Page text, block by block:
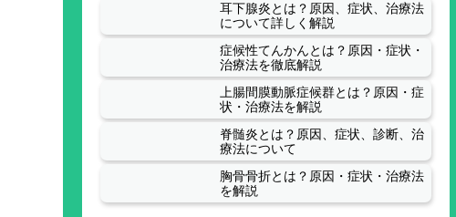
耳下腺炎とは？原因、症状、治療法
について詳しく解説
症候性てんかんとは？原因・症状・
治療法を徹底解説
上腸間膜動脈症候群とは？原因・症
状・治療法を解説
脊髄炎とは？原因、症状、診断、治
療法について
胸骨骨折とは？原因・症状・治療法
を解説